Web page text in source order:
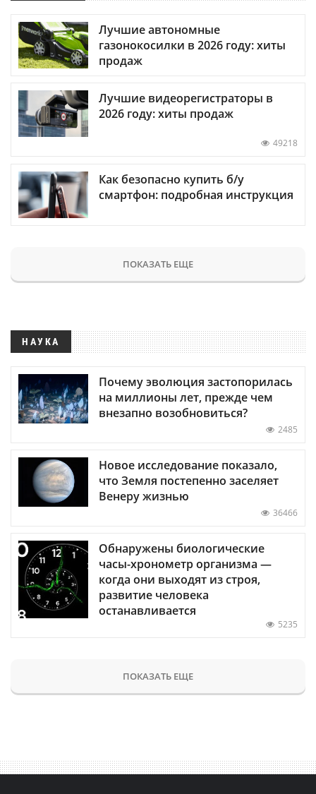
Лучшие автономные
газонокосилки в 2026 году: хиты
продаж
Лучшие видеорегистраторы в
2026 году: хиты продаж
49218
Как безопасно купить б/у
смартфон: подробная инструкция
ПОКАЗАТЬ ЕЩЕ
НАУКА
Почему эволюция застопорилась
на миллионы лет, прежде чем
внезапно возобновиться?
2485
Новое исследование показало,
что Земля постепенно заселяет
Венеру жизнью
36466
Обнаружены биологические
часы-хронометр организма —
когда они выходят из строя,
развитие человека
останавливается
5235
ПОКАЗАТЬ ЕЩЕ